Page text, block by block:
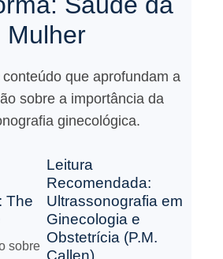
Mulher
que aprofundam a
sobre a importância da
ginecológica.
The
sobre
Leitura
Recomendada:
Ultrassonografia em
Ginecologia e
Obstetrícia (P.M.
Callen)